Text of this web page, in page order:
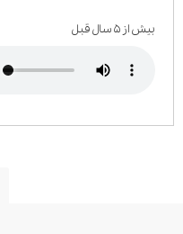
بیش از ۵ سال قبل